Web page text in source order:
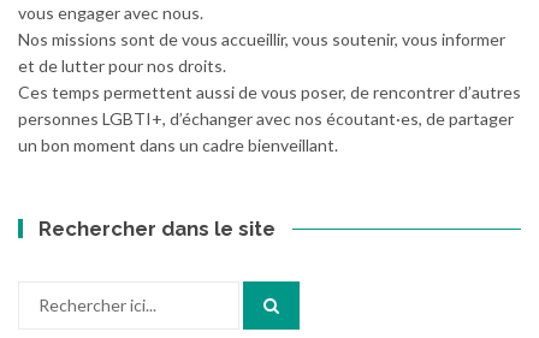
vous engager avec nous.
Nos missions sont de vous accueillir, vous soutenir, vous informer
et de lutter pour nos droits.
Ces temps permettent aussi de vous poser, de rencontrer d’autres
personnes LGBTI+, d’échanger avec nos écoutant·es, de partager
un bon moment dans un cadre bienveillant.
Rechercher dans le site